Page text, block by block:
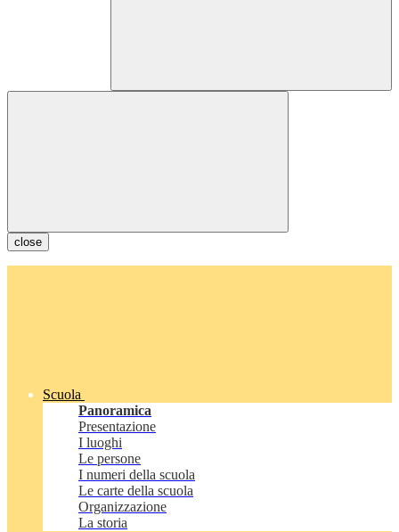
close
Scuola
Panoramica
Presentazione
I luoghi
Le persone
I numeri della scuola
Le carte della scuola
Organizzazione
La storia